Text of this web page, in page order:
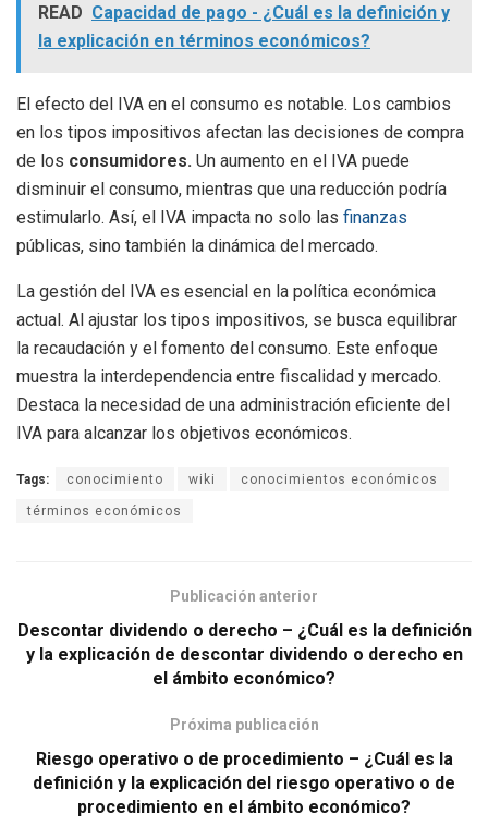
READ Capacidad de pago - ¿Cuál es la definición y
la explicación en términos económicos?
El efecto del IVA en el consumo es notable. Los cambios
en los tipos impositivos afectan las decisiones de compra
de los consumidores. Un aumento en el IVA puede
disminuir el consumo, mientras que una reducción podría
estimularlo. Así, el IVA impacta no solo las finanzas
públicas, sino también la dinámica del mercado.
La gestión del IVA es esencial en la política económica
actual. Al ajustar los tipos impositivos, se busca equilibrar
la recaudación y el fomento del consumo. Este enfoque
muestra la interdependencia entre fiscalidad y mercado.
Destaca la necesidad de una administración eficiente del
IVA para alcanzar los objetivos económicos.
Tags: conocimiento wiki conocimientos económicos
términos económicos
Publicación anterior
Descontar dividendo o derecho – ¿Cuál es la definición
y la explicación de descontar dividendo o derecho en
el ámbito económico?
Próxima publicación
Riesgo operativo o de procedimiento – ¿Cuál es la
definición y la explicación del riesgo operativo o de
procedimiento en el ámbito económico?